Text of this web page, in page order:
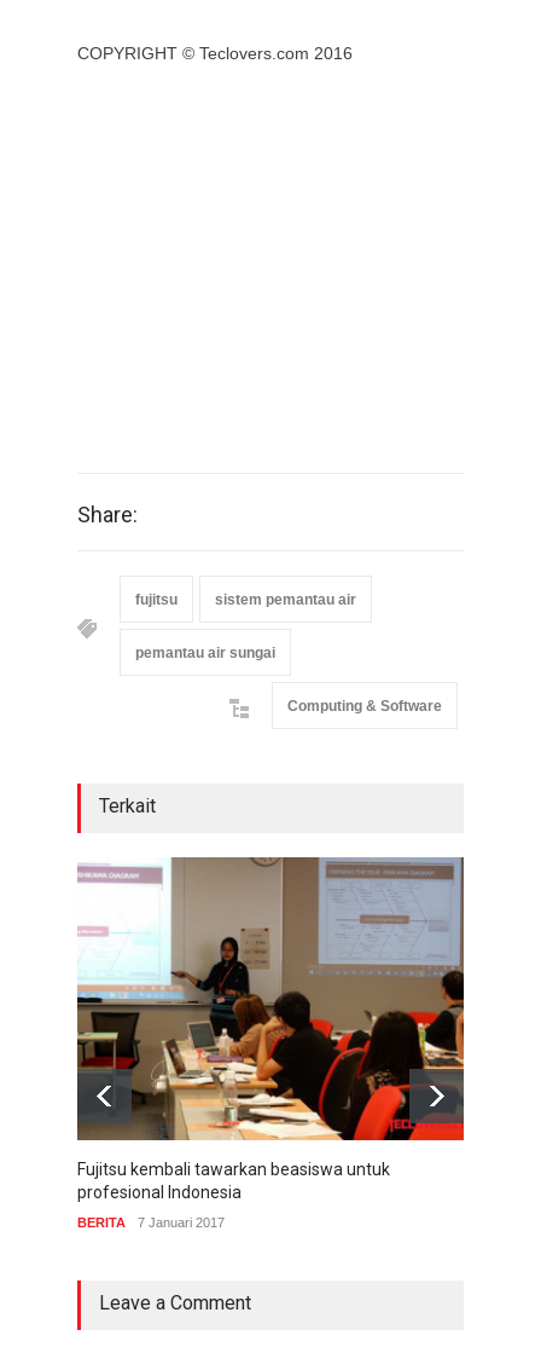
COPYRIGHT © Teclovers.com 2016
Share:
fujitsu sistem pemantau air
pemantau air sungai
Computing & Software
Terkait
Fujitsu kembali tawarkan beasiswa untuk
profesional Indonesia
BERITA 7 Januari 2017
Leave a Comment